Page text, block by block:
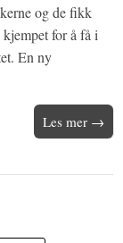
og de fikk
for å få i
En ny
Les mer →